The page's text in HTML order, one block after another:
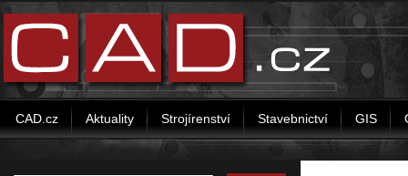
CAD.cz Aktuality Strojírenství Stavebnictví GIS